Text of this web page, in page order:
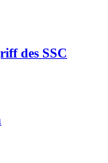
des SSC